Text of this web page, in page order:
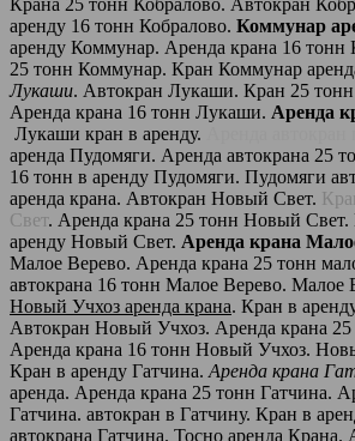
аренду 16 тонн Кобралово. Коммунар
аренду Коммунар. Аренда крана 16
25 тонн Коммунар. Кран Коммунар
Лукаши. Автокран Лукаши. Кран 25
Аренда крана 16 тонн Лукаши. Аренда
Лукаши кран в аренду.
аренда Пудомяги. Аренда автокрана 25
16 тонн в аренду Пудомяги. Пудомяги
аренда крана. Автокран Новый Свет.
Свет. Аренда крана 25 тонн Новый Свет.
аренду Новый Свет. Аренда крана
Малое Верево. Аренда крана 25 тонн
автокрана 16 тонн Малое Верево. Малое
Новый Учхоз аренда крана. Кран в
Автокран Новый Учхоз. Аренда крана
Аренда крана 16 тонн Новый Учхоз.
Кран в аренду Гатчина. Аренда крана
аренда. Аренда крана 25 тонн Гатчина.
Гатчина. автокран в Гатчину. Кран в
автокрана Гатчина. Тосно аренда Крана.